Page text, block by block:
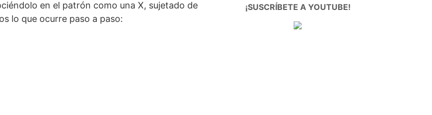
en el patrón como una X, sujetado de
lo que ocurre paso a paso:
¡SUSCRÍBETE A YOUTUBE!